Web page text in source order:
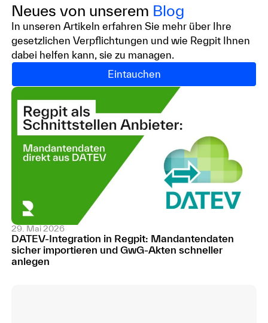
Neues von unserem Blog
In unseren Artikeln erfahren Sie mehr über Ihre
gesetzlichen Verpflichtungen und wie Regpit Ihnen
dabei helfen kann, sie zu managen.
Eintauchen
29. Mai 2026
DATEV-Integration in Regpit: Mandantendaten
sicher importieren und GwG-Akten schneller
anlegen